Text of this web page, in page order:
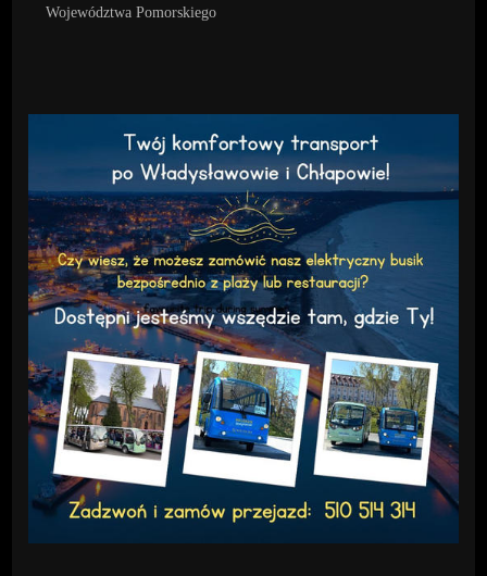
Województwa Pomorskiego